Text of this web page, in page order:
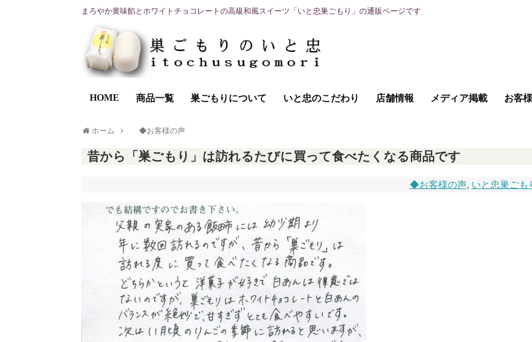
まろやか黄味餡とホワイトチョコレートの高級和風スイーツ「いと忠巣ごもり」の通販ページです
HOME 商品一覧 巣ごもりについて いと忠のこだわり 店舗情報 メディア掲載 お客
ホーム ◆お客様の声
昔から「巣ごもり」は訪れるたびに買って食べたくなる商品です
◆お客様の声, いと忠巣ごも